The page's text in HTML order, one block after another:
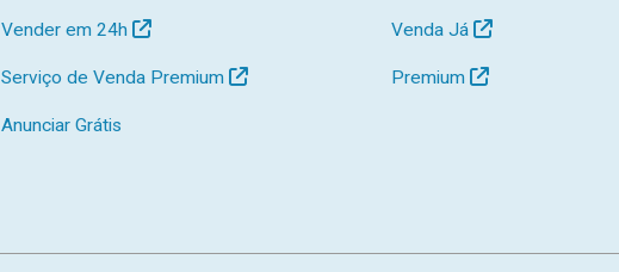
Vender em 24h
Serviço de Venda Premium
Anunciar Grátis
Venda Já
Premium